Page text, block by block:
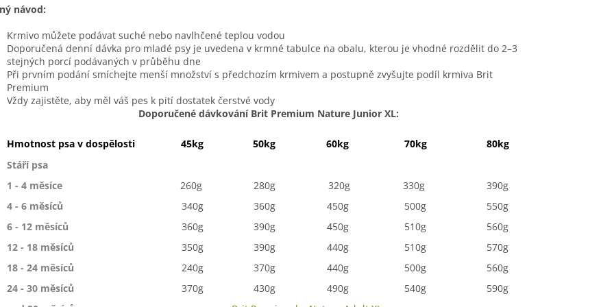
návod:
Krmivo můžete podávat suché nebo navlhčené teplou vodou
Doporučená denní dávka pro mladé psy je uvedena v krmné tabulce na obalu, kterou je vhodné rozdělit do 2–3
stejných porcí podávaných v průběhu dne
Při prvním podání smíchejte menší množství s předchozím krmivem a postupně zvyšujte podíl krmiva Brit
Premium
Vždy zajistěte, aby měl váš pes k pití dostatek čerstvé vody
Doporučené dávkování Brit Premium Nature Junior XL:
Hmotnost psa v dospělosti 45kg 50kg 60kg 70kg 80kg
Stáří psa
1 - 4 měsíce
260g 280g 320g 330g 390g
4 - 6 měsíců
340g 360g 450g 500g 550g
6 - 12 měsíců
360g 390g 450g 510g 560g
12 - 18 měsíců
350g 390g 440g 510g 570g
18 - 24 měsíců
240g 370g 440g 500g 560g
24 - 30 měsíců
370g 430g 490g 540g
590g